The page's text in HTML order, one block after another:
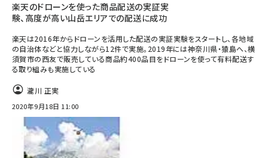
楽天のドローンを使った商品配送の実証実
験、高度が高い山岳エリアでの配送に成功
楽天は2016年からドローンを活用した配送の実証実験をスタートし、各地域
の自治体などと協力しながら12件で実施。2019年には神奈川県・猿島へ、横
須賀市の西友で販売している商品約400品目をドローンを使って有料配送す
る取り組みも実施している
瀧川 正実
2020年9月18日 11:00